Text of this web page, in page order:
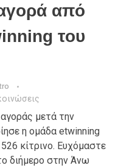
από
του
μετά την
η ομάδα etwinning
κίτρινο. Ευχόμαστε
διήμερο στην Άνω